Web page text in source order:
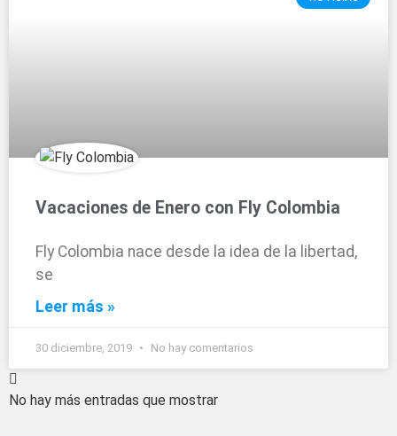
Vacaciones de Enero con Fly Colombia
Fly Colombia nace desde la idea de la libertad,
se
Leer más »
30 diciembre, 2019 No hay comentarios
No hay más entradas que mostrar